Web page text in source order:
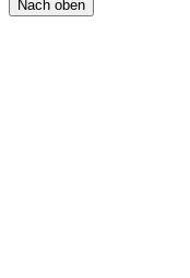
Nach oben